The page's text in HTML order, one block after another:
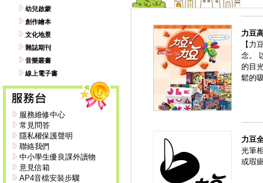
幼兒啟蒙
創作繪本
文化地景
雜誌期刊
音樂叢書
線上電子書
服務維修中心
常見問答
隱私權保護聲明
聯絡我們
中小學生優良課外讀物
意見信箱
AP4音檔安裝步驟
力豆
【力
念。
的目
鬆的
力豆
光筆
或瑕